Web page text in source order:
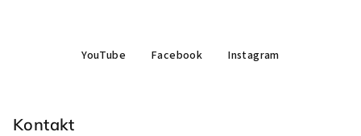
YouTube Facebook Instagram
Kontakt